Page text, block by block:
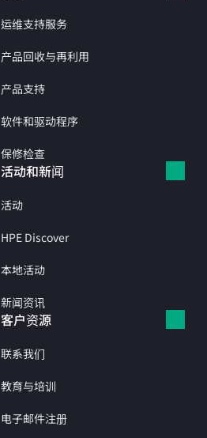
运维支持服务
产品回收与再利用
产品支持
软件和驱动程序
保修检查
活动和新闻
活动
HPE Discover
本地活动
新闻资讯
客户资源
联系我们
教育与培训
电子邮件注册